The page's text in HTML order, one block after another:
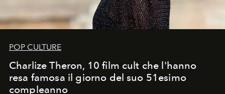
POP CULTURE
Charlize Theron, 10 film cult che l'hanno
resa famosa il giorno del suo 51esimo
compleanno